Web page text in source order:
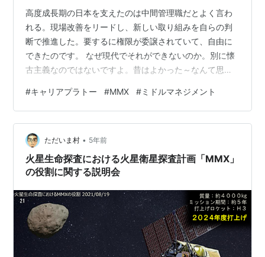
高度成長期の日本を支えたのは中間管理職だとよく言わ
れる。現場改善をリードし、新しい取り組みを自らの判
断で推進した。要するに権限が委譲されていて、自由に
できたのです。 なぜ現代でそれができないのか。別に懐
古主義なのではないですよ。昔はよかった～なんて思っ
の時代を思い出してみよう。世界が経済成長の真っただ
中にあった。生活のレベルアップを目の前の現実として
皆が渇望し、モノに飢えていた。日本人気質の真面目に
高品質のものを低コストで作れば、国際競争力はどんど
ん増していった。良いものを作ればモノは売れ、ライン
は増強され、工場は増築された。給与も上がり続け家…
#キャリアプラトー #MMX #ミドルマネジメント
ただいま村 • 5年前
火星生命探査における火星衛星探査計画「MMX」
の役割に関する説明会